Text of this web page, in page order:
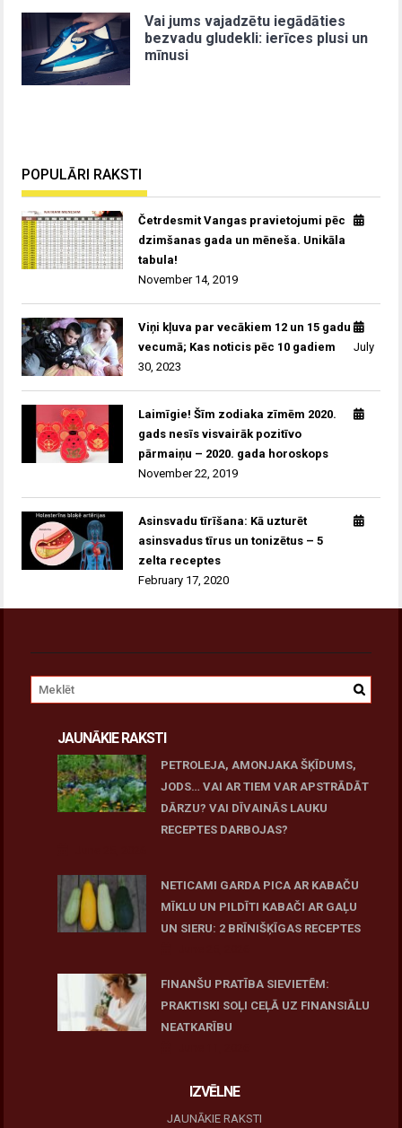
Vai jums vajadzētu iegādāties
bezvadu gludekli: ierīces plusi un
mīnusi
POPULĀRI RAKSTI
Četrdesmit Vangas pravietojumi pēc
dzimšanas gada un mēneša. Unikāla
tabula!
November 14, 2019
Viņi kļuva par vecākiem 12 un 15 gadu
vecumā; Kas noticis pēc 10 gadiem
July
30, 2023
Laimīgie! Šīm zodiaka zīmēm 2020.
gads nesīs visvairāk pozitīvo
pārmaiņu – 2020. gada horoskops
November 22, 2019
Asinsvadu tīrīšana: Kā uzturēt
asinsvadus tīrus un tonizētus – 5
zelta receptes
February 17, 2020
JAUNĀKIE RAKSTI
PETROLEJA, AMONJAKA ŠĶĪDUMS,
JODS… VAI AR TIEM VAR APSTRĀDĀT
DĀRZU? VAI DĪVAINĀS LAUKU
RECEPTES DARBOJAS?
NETICAMI GARDA PICA AR KABAČU
MĪKLU UN PILDĪTI KABAČI AR GAĻU
UN SIERU: 2 BRĪNIŠĶĪGAS RECEPTES
FINANŠU PRATĪBA SIEVIETĒM:
PRAKTISKI SOĻI CEĻĀ UZ FINANSIĀLU
NEATKARĪBU
IZVĒLNE
JAUNĀKIE RAKSTI